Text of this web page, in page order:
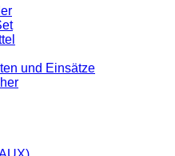
und Einsätze